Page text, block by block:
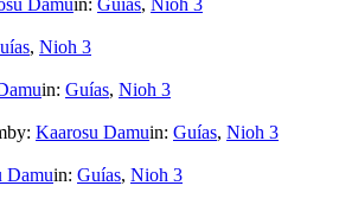
, Nioh 3
in: Guías, Nioh 3
by: Kaarosu Damuin: Guías, Nioh 3
Damuin: Guías, Nioh 3